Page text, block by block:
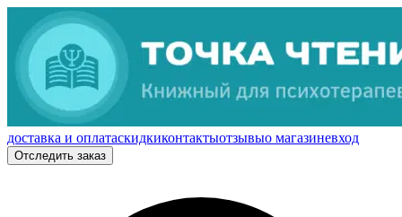
доставка и оплатаскидкиконтактыотзывыо магазиневход
Отследить заказ